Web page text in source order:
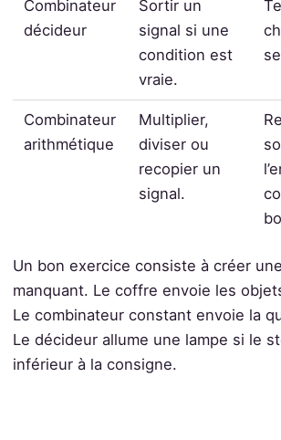
Combinateur
décideur
Sortir un
signal si une
condition est
vraie.
Combinateur
arithmétique
Multiplier,
diviser ou
recopier un
signal.
Un bon exercice consiste à créer
manquant. Le coffre envoie les
Le combinateur constant envoie la
Le décideur allume une lampe si le
inférieur à la consigne.